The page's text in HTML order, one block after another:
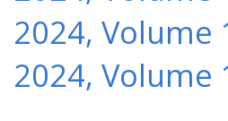
2024, Volume
2024, Volume